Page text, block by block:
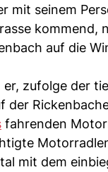
mit seinem
kommend,
auf die
er, zufolge der
der
fahrenden
mit dem